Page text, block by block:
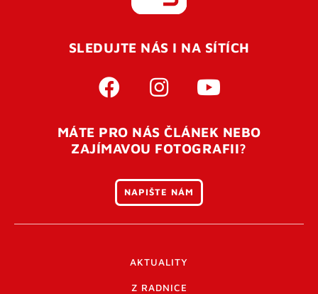
SLEDUJTE NÁS I NA SÍTÍCH
MÁTE PRO NÁS ČLÁNEK NEBO
ZAJÍMAVOU FOTOGRAFII?
NAPIŠTE NÁM
AKTUALITY
Z RADNICE